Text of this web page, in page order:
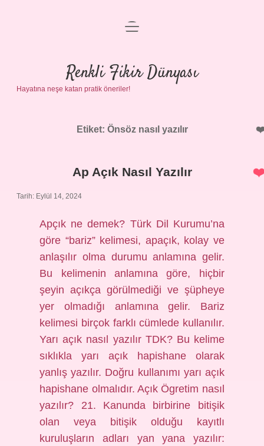
Anasayfa
Gizlilik Politikası
Yasal Uyarı
menüyü
Renkli Fikir Dünyası
Hayatına neşe katan pratik öneriler!
Etiket: Önsöz nasıl yazılır
Ap Açık Nasıl Yazılır
Tarih: Eylül 14, 2024
Apçık ne demek? Türk Dil Kurumu’na
göre “bariz” kelimesi, apaçık, kolay ve
anlaşılır olma durumu anlamına gelir.
Bu kelimenin anlamına göre, hiçbir
şeyin açıkça görülmediği ve şüpheye
yer olmadığı anlamına gelir. Bariz
kelimesi birçok farklı cümlede kullanılır.
Yarı açık nasıl yazılır TDK? Bu kelime
sıklıkla yarı açık hapishane olarak
yanlış yazılır. Doğru kullanımı yarı açık
hapishane olmalıdır. Açık Ögretim nasıl
yazılır? 21. Kanunda birbirine bitişik
olan veya bitişik olduğu kayıtlı
kuruluşların adları yan yana yazılır: